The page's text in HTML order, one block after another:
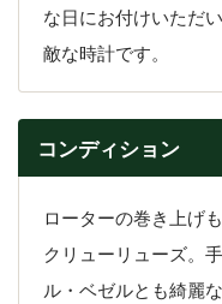
な日にお付けいただ
敵な時計です。
コンディション
ローターの巻き上げ
クリューリューズ。
ル・ベゼルとも綺麗